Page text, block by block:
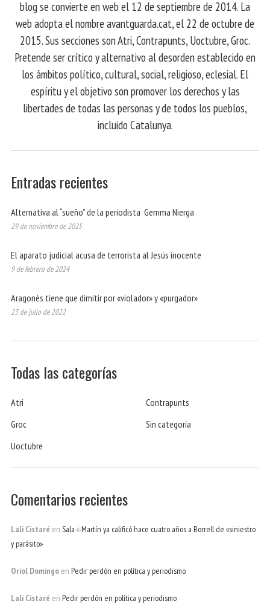
blog se convierte en web el 12 de septiembre de 2014. La
web adopta el nombre avantguarda.cat, el 22 de octubre de
2015. Sus secciones son Atri, Contrapunts, Uoctubre, Groc.
Pretende ser crítico y alternativo al desorden establecido en
los ámbitos político, cultural, social, religioso, eclesial. El
espíritu y el objetivo son promover los derechos y las
libertades de todas las personas y de todos los pueblos,
incluido Catalunya.
Entradas recientes
Alternativa al “sueño” de la periodista Gemma Nierga
29 de noviembre de 2025
El aparato judicial acusa de terrorista al Jesús inocente
9 de febrero de 2024
Aragonès tiene que dimitir por «violador» y «purgador»
23 de julio de 2022
Todas las categorías
Atri
Contrapunts
Groc
Sin categoría
Uoctubre
Comentarios recientes
Lali Cistaré en Sala-i-Martín ya calificó hace cuatro años a Borrell de «siniestro
y parásito»
Oriol Domingo en Pedir perdón en política y periodismo
Lali Cistaré en Pedir perdón en política y periodismo